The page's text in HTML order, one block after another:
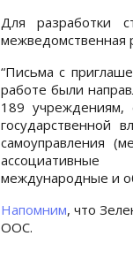
Для разработки
межведомственная
“Письма с
работе были
189 учреждениям,
государственной
самоуправления
ассоциативные
международные и
Напомним, что
ООС.